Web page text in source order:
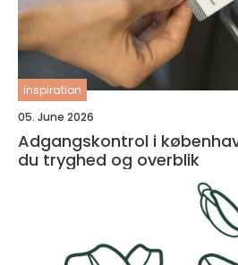
inspiration
05. June 2026
Adgangskontrol i
du tryghed og overblik